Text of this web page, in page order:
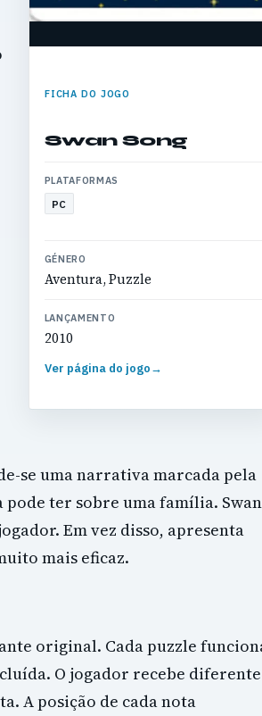
FICHA DO JOGO
Swan Song
PLATAFORMAS
PC
GÉNERO
Aventura, Puzzle
LANÇAMENTO
2010
Ver página do jogo→
se uma narrativa marcada pela
ter sobre uma família. Swan
Em vez disso, apresenta
mais eficaz.
original. Cada puzzle
O jogador recebe
A posição de cada nota